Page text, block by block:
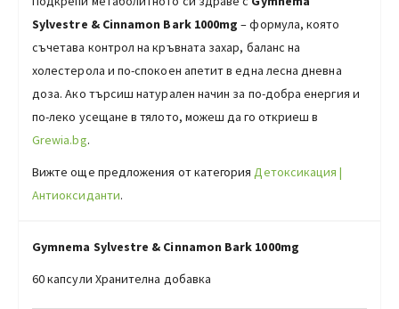
Sylvestre & Cinnamon Bark 1000mg – формула, която
съчетава контрол на кръвната захар, баланс на
холестерола и по-спокоен апетит в една лесна дневна
доза. Ако търсиш натурален начин за по-добра енергия и
по-леко усещане в тялото, можеш да го откриеш в
Grewia.bg.
Вижте още предложения от категорияДетоксикация |
Антиоксиданти.
Gymnema Sylvestre & Cinnamon Bark 1000mg
60 капсули Хранителна добавка